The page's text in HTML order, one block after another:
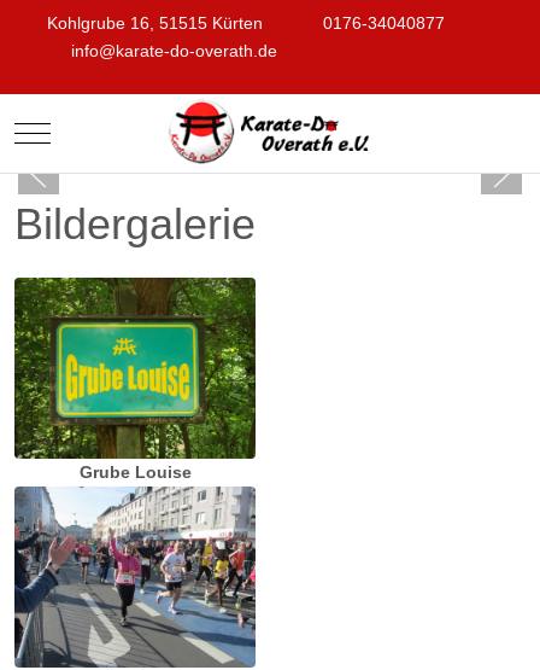
Kohlgrube 16, 51515 Kürten
0176-34040877
info@karate-do-overath.de
Mobile Menu Toggle
Bildergalerie
Grube Louise